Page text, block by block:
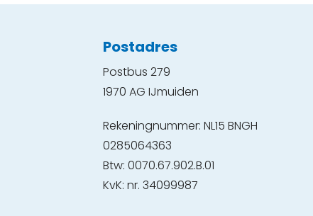
Postadres
Postbus 279
1970 AG IJmuiden
Rekeningnummer: NL15 BNGH
0285064363
Btw: 0070.67.902.B.01
KvK: nr. 34099987